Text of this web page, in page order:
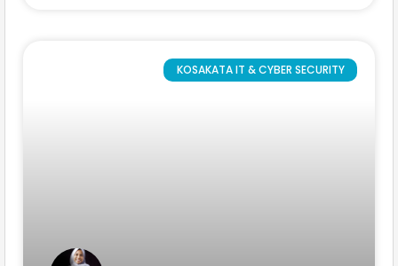
KOSAKATA IT & CYBER SECURITY